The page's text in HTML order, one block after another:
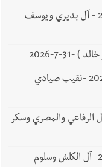
وفاة بدرية يوسف بديري -الدفن 1-8-2026 - آل بديري ويوسف
31-7-2026
وفاة الحاج مصطفى محمود بوجي -31-7-2026 -نقيب صيادي
الحاج نور الدين الرفاعي 30-7-2026 آل الرفاعي والمصري وسكر
وفاة الحاج حسن حسين الكلش -28-7-2027 -آل الكلش وسلوم